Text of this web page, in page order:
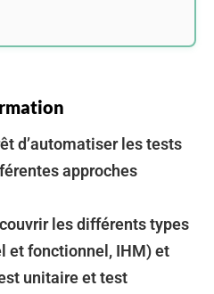
d’automatiser les tests
approches
les différents types
et fonctionnel, IHM) et
unitaire et test